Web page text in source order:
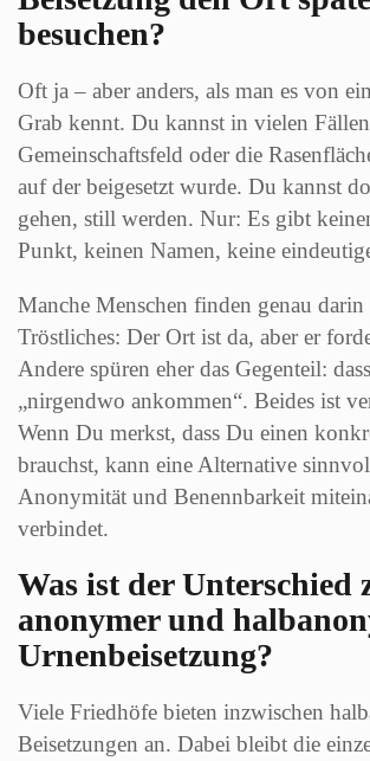
besuchen?
Oft ja – aber anders, als man es von
Grab kennt. Du kannst in vielen
Gemeinschaftsfeld oder die
auf der beigesetzt wurde. Du kannst
gehen, still werden. Nur: Es gibt
Punkt, keinen Namen, keine
Manche Menschen finden genau darin
Tröstliches: Der Ort ist da, aber er
Andere spüren eher das Gegenteil:
„nirgendwo ankommen“. Beides ist
Wenn Du merkst, dass Du einen
brauchst, kann eine Alternative
Anonymität und Benennbarkeit
verbindet.
Was ist der Unterschied
anonymer und
Urnenbeisetzung?
Viele Friedhöfe bieten inzwischen
Beisetzungen an. Dabei bleibt die